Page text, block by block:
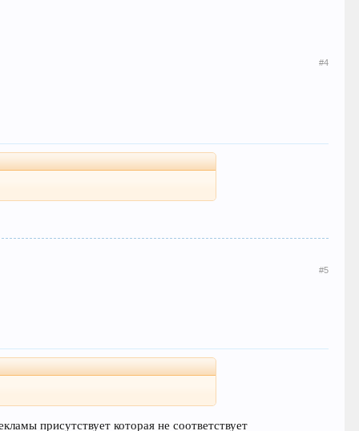
#4
#5
присутствует которая не соответствует